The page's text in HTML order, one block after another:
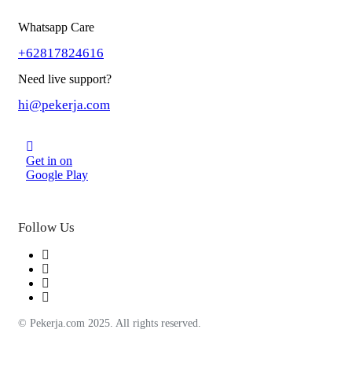
Whatsapp Care
+62817824616
Need live support?
hi@pekerja.com
Get in on
Google Play
Follow Us
© Pekerja.com 2025. All rights reserved.